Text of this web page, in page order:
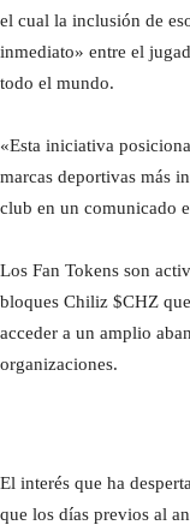
el cual la inclusión de
inmediato» entre el
todo el mundo.
«Esta iniciativa
marcas deportivas más
club en un comunicado
Los Fan Tokens son
bloques Chiliz $CHZ
acceder a un amplio
organizaciones.
El interés que ha
que los días previos al